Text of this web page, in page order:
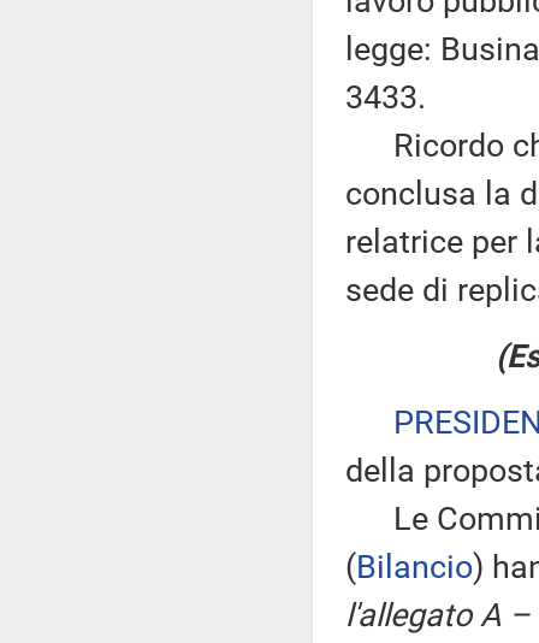
legge:
3433.
Ricordo
conclusa la
relatrice per
sede di
della
Le
(Bilancio)
l'allegato A